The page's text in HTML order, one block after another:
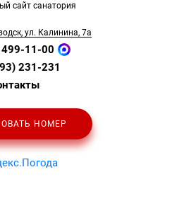
сайт санатория
ул. Калинина, 7а
11-00
231-231
НОМЕР